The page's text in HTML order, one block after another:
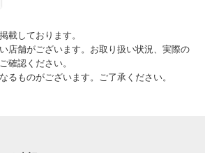
載しております。
店舗がございます。お取り扱い状況、実際の
確認ください。
るものがございます。ご了承ください。